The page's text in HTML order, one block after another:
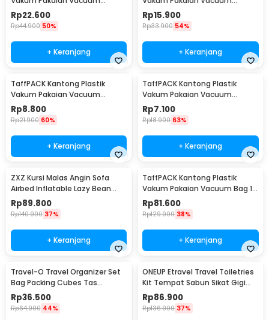
Compression Bag 1 PCS L -
SN024
Rp22.600
Rp44.900 50%
+ Keranjang
Compression Bag 1 PCS
80x110cm - YK-1000
Rp15.900
Rp33.900 54%
+ Keranjang
TaffPACK Kantong Plastik
Vakum Pakaian Vacuum
Compression Bag 1 PCS
60x80cm - YK-1000
Rp8.800
Rp21.900 60%
+ Keranjang
TaffPACK Kantong Plastik
Vakum Pakaian Vacuum
Compression Bag 1 PCS
50x70cm - YK-1000
Rp7.100
Rp18.900 63%
+ Keranjang
ZXZ Kursi Malas Angin Sofa
Airbed Inflatable Lazy Bean
Bag 230x70cm - LZ081
Rp89.800
Rp140.900 37%
+ Keranjang
TaffPACK Kantong Plastik
Vakum Pakaian Vacuum Bag 10
PCS Hand Pump - SN09109
Rp81.600
Rp129.900 38%
+ Keranjang
Travel-O Travel Organizer Set
Bag Packing Cubes Tas
Laundry 6 PCS - BIB-650
Rp36.500
Rp64.900 44%
ONEUP Etravel Travel Toiletries
Kit Tempat Sabun Sikat Gigi
Handuk - YW46
Rp86.900
Rp136.900 37%